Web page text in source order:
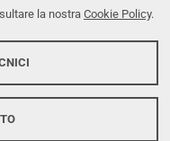
la nostra Cookie Policy.